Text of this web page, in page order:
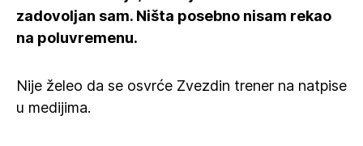
zadovoljan sam. Ništa posebno nisam rekao
na poluvremenu.
Nije želeo da se osvrće Zvezdin trener na natpise
u medijima.